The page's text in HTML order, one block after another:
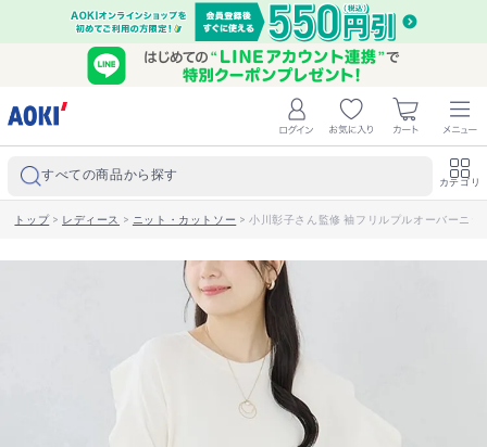
すべての商品から探す カテゴリ
トップ> レディース > ニット・カットソー >小川彰子さん監修 袖フリルプルオーバーニッ